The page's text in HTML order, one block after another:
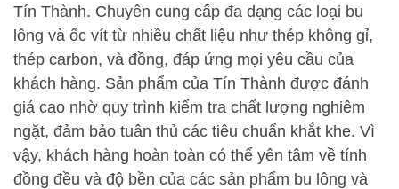
Tín Thành. Chuyên cung cấp đa dạng các loại bu
lông và ốc vít từ nhiều chất liệu như thép không gỉ,
thép carbon, và đồng, đáp ứng mọi yêu cầu của
khách hàng. Sản phẩm của Tín Thành được đánh
giá cao nhờ quy trình kiểm tra chất lượng nghiêm
ngặt, đảm bảo tuân thủ các tiêu chuẩn khắt khe. Vì
vậy, khách hàng hoàn toàn có thể yên tâm về tính
đồng đều và độ bền của các sản phẩm bu lông và